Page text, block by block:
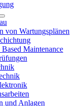
von Wartungsplänen
Maintenance
und Anlagen